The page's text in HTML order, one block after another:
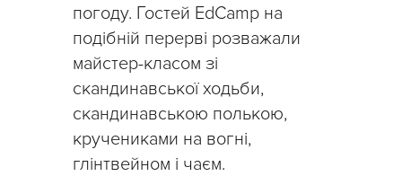
погоду. Гостей EdCamp на
подібній перерві розважали
майстер-класом зі
скандинавської ходьби,
скандинавською полькою,
кручениками на вогні,
глінтвейном і чаєм.